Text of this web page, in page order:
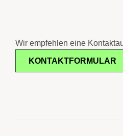
Wir empfehlen eine
KONTAKTFORMULAR